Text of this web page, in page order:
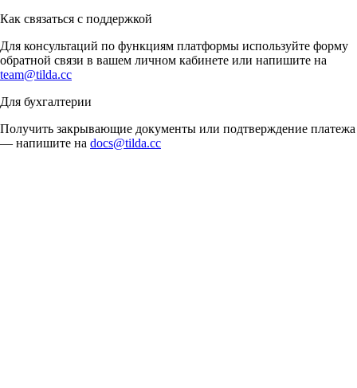
Как связаться с поддержкой
Для консультаций по функциям платформы используйте форму
обратной связи в вашем личном кабинете или напишите на
team@tilda.cc
Для бухгалтерии
Получить закрывающие документы или подтверждение платежа
— напишите на docs@tilda.cc